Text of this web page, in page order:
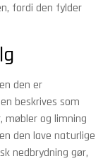
fordi den fylder
den er
beskrives som
og limning
den lave naturlige
nedbrydning gør,